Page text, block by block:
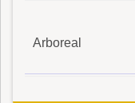
Arboreal